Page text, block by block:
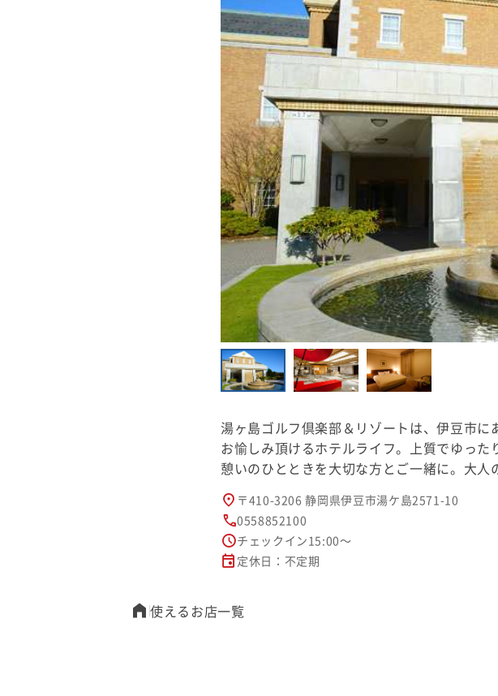
湯ヶ島ゴルフ倶楽部＆リゾートは、伊豆市
お愉しみ頂けるホテルライフ。上質でゆっ
憩いのひとときを大切な方とご一緒に。大人
〒410-3206 静岡県伊豆市湯ケ島2571-10
0558852100
チェックイン15:00～
定休日：不定期
使えるお店一覧